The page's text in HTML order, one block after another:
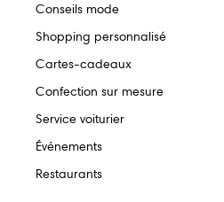
Conseils mode
Shopping personnalisé
Cartes-cadeaux
Confection sur mesure
Service voiturier
Événements
Restaurants